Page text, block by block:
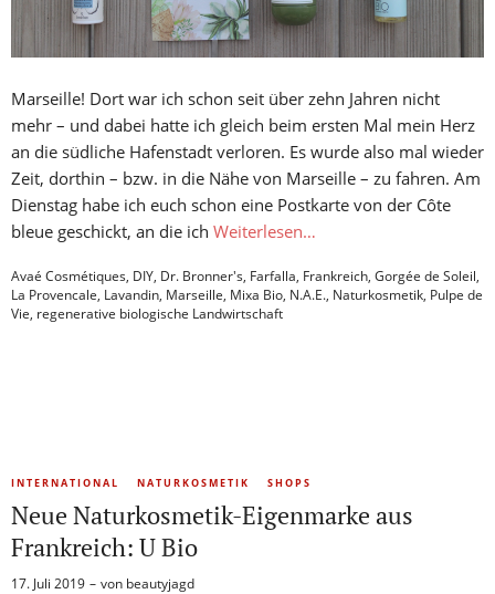
Marseille! Dort war ich schon seit über zehn Jahren nicht
mehr – und dabei hatte ich gleich beim ersten Mal mein Herz
an die südliche Hafenstadt verloren. Es wurde also mal wieder
Zeit, dorthin – bzw. in die Nähe von Marseille – zu fahren. Am
Dienstag habe ich euch schon eine Postkarte von der Côte
bleue geschickt, an die ich Weiterlesen…
Avaé Cosmétiques, DIY, Dr. Bronner's, Farfalla, Frankreich, Gorgée de Soleil,
La Provencale, Lavandin, Marseille, Mixa Bio, N.A.E., Naturkosmetik, Pulpe de
Vie, regenerative biologische Landwirtschaft
INTERNATIONAL NATURKOSMETIK SHOPS
Neue Naturkosmetik-Eigenmarke aus
Frankreich: U Bio
17. Juli 2019 von beautyjagd